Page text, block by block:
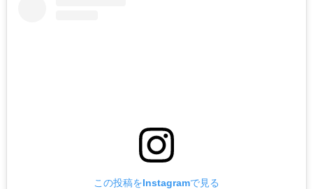
この投稿をInstagramで見る